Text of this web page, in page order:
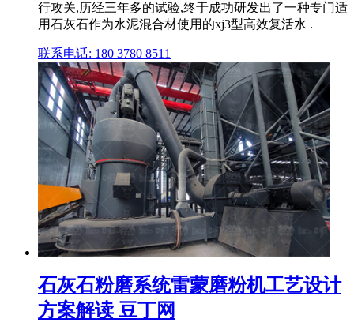
行攻关,历经三年多的试验,终于成功研发出了一种专门适
用石灰石作为水泥混合材使用的xj3型高效复活水 .
联系电话: 180 3780 8511
石灰石粉磨系统雷蒙磨粉机工艺设计
方案解读 豆丁网